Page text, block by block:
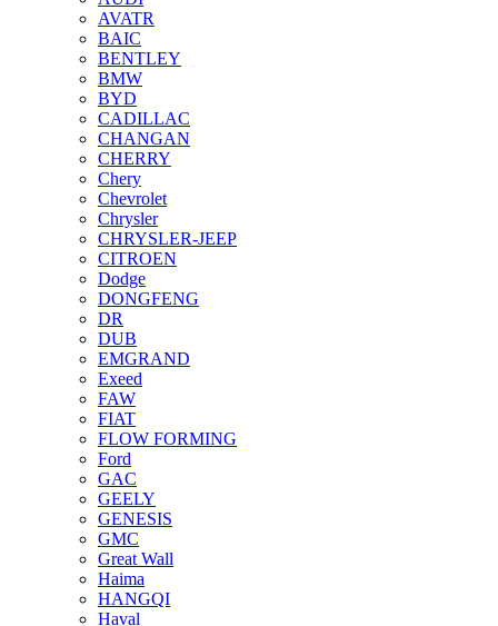
AVATR
BAIC
BENTLEY
BMW
BYD
CADILLAC
CHANGAN
CHERRY
Chery
Chevrolet
Chrysler
CHRYSLER-JEEP
CITROEN
Dodge
DONGFENG
DR
DUB
EMGRAND
Exeed
FAW
FIAT
FLOW FORMING
Ford
GAC
GEELY
GENESIS
GMC
Great Wall
Haima
HANGQI
Haval